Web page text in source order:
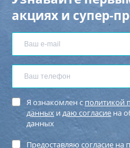
акциях и супер-
Я ознакомлен с политикой
данных и даю согласие на
данных
Предоставляю согласие на